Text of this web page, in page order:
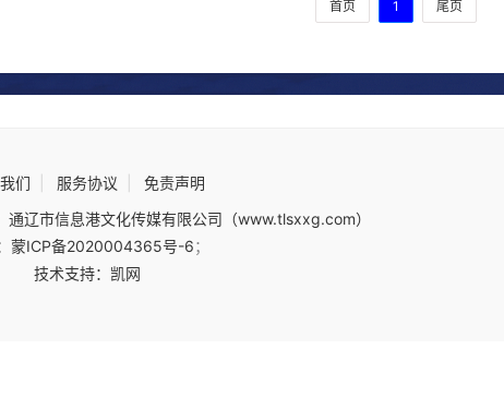
首页 1 尾页
们 服务协议
免责声明
通辽市信息港文化传媒有限公司（www.tlsxxg.com）
蒙ICP备2020004365号-6；
技术支持：凯网